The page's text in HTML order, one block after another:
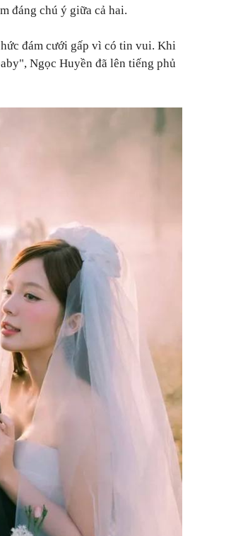
đáng chú ý giữa cả hai.
đám cưới gấp vì có tin vui. Khi
Ngọc Huyền đã lên tiếng phủ